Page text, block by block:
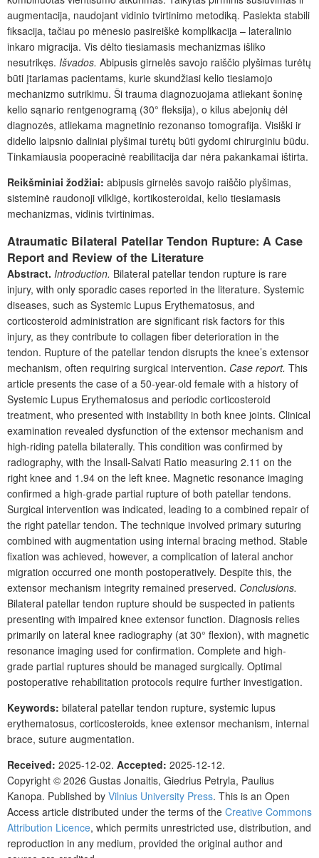
augmentacija, naudojant vidinio tvirtinimo metodiką. Pasiekta stabili
fiksacija, tačiau po mėnesio pasireiškė komplikacija – lateralinio
inkaro migracija. Vis dėlto tiesiamasis mechanizmas išliko
nesutrikęs. Išvados. Abipusis girnelės savojo raiščio plyšimas turėtų
būti įtariamas pacientams, kurie skundžiasi kelio tiesiamojo
mechanizmo sutrikimu. Ši trauma diagnozuojama atliekant šoninę
kelio sąnario rentgenogramą (30° fleksija), o kilus abejonių dėl
diagnozės, atliekama magnetinio rezonanso tomografija. Visiški ir
didelio laipsnio daliniai plyšimai turėtų būti gydomi chirurginiu būdu.
Tinkamiausia pooperacinė reabilitacija dar nėra pakankamai ištirta.
Reikšminiai žodžiai: abipusis girnelės savojo raiščio plyšimas,
sisteminė raudonoji vilkligė, kortikosteroidai, kelio tiesiamasis
mechanizmas, vidinis tvirtinimas.
Atraumatic Bilateral Patellar Tendon Rupture: A Case
Report and Review of the Literature
Abstract. Introduction. Bilateral patellar tendon rupture is rare
injury, with only sporadic cases reported in the literature. Systemic
diseases, such as Systemic Lupus Erythematosus, and
corticosteroid administration are significant risk factors for this
injury, as they contribute to collagen fiber deterioration in the
tendon. Rupture of the patellar tendon disrupts the knee’s extensor
mechanism, often requiring surgical intervention. Case report. This
article presents the case of a 50-year-old female with a history of
Systemic Lupus Erythematosus and perio­dic corticosteroid
treatment, who presented with instability in both knee joints. Clinical
examination revealed dysfunction of the extensor mechanism and
high-riding patella bilaterally. This condition was confirmed by
radiography, with the Insall-Salvati Ratio measuring 2.11 on the
right knee and 1.94 on the left knee. Magnetic resonance imaging
confirmed a high-grade partial rupture of both patellar tendons.
Surgical intervention was indicated, leading to a combined repair of
the right patellar tendon. The technique involved primary suturing
combined with augmentation using internal bracing method. Stable
fixation was achieved, however, a complication of lateral anchor
migration occurred one month postoperatively. Despite this, the
extensor mechanism integrity remained preserved. Conclusions.
Bilateral patellar tendon rupture should be suspected in patients
presenting with impaired knee extensor function. Diagnosis relies
primarily on lateral knee radiography (at 30° flexion), with magnetic
resonance imaging used for confirmation. Complete and high-
grade partial ruptures should be managed surgically. Optimal
postoperative rehabilitation protocols require further investigation.
Keywords: bilateral patellar tendon rupture, systemic lupus
erythematosus, corticosteroids, knee extensor mechanism, internal
brace, suture augmentation.
Received: 2025-12-02. Accepted: 2025-12-12.
Copyright © 2026 Gustas Jonaitis, Giedrius Petryla, Paulius
Kanopa. Published by Vilnius University Press. This is an Open
Access article distributed under the terms of the Creative Commons
Attribution Licence, which permits unrestricted use, distribution, and
reproduction in any medium, provided the original author and